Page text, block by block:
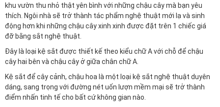
khu vườn thu nhỏ thật yên bình với những chậu cây mà bạn yêu
thích. Ngôi nhà sẽ trở thành tác phẩm nghệ thuật mới lạ và sinh
động hơn khi những chậu cây xinh xinh được đặt trên 1 chiếc giá
đỡ bằng sắt nghệ thuật.
Đây là loại kệ sắt được thiết kế theo kiểu chữ A với chỗ để chậu
cây hai bên và chậu cây ở giữa chân chữ A.
Kệ sắt để cây cảnh, chậu hoa là một loại kệ sắt nghệ thuật duyên
dáng, sang trọng với đường nét uốn lượn mềm mại sẽ trở thành
điểm nhấn tinh tế cho bất cứ không gian nào.